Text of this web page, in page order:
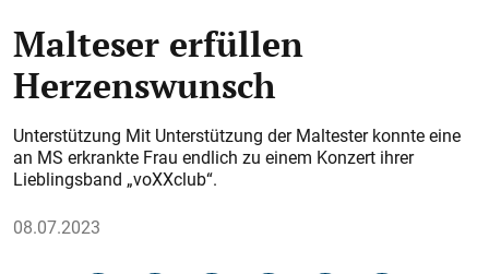
Malteser erfüllen
Herzenswunsch
Unterstützung Mit Unterstützung der Maltester konnte eine
an MS erkrankte Frau endlich zu einem Konzert ihrer
Lieblingsband „voXXclub“.
08.07.2023